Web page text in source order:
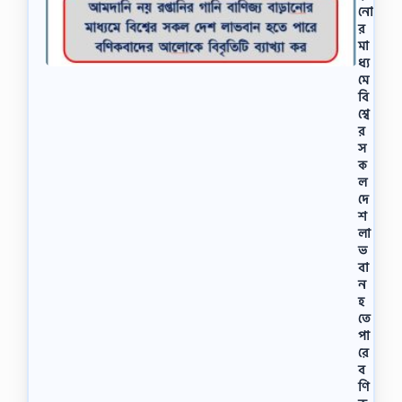
নো
র
মা
ধ্য
মে
বি
শ্বে
র
স
ক
ল
দে
শ
লা
ভ
বা
ন
হ
তে
পা
রে
ব
ণি